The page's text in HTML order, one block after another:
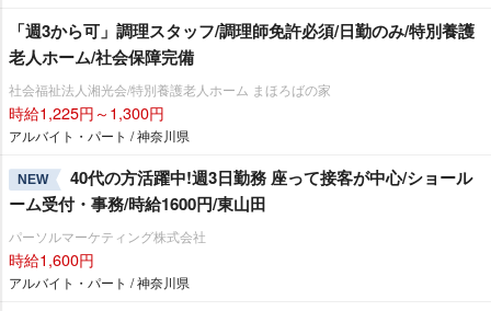
「週3から可」調理スタッフ/調理師免許必須/日勤のみ/特別養護
老人ホーム/社会保障完備
社会福祉法人湘光会/特別養護老人ホーム まほろばの家
時給1,225円～1,300円
アルバイト・パート / 神奈川県
NEW
40代の方活躍中!週3日勤務 座って接客が中心/ショール
ーム受付・事務/時給1600円/東山田
パーソルマーケティング株式会社
時給1,600円
アルバイト・パート / 神奈川県